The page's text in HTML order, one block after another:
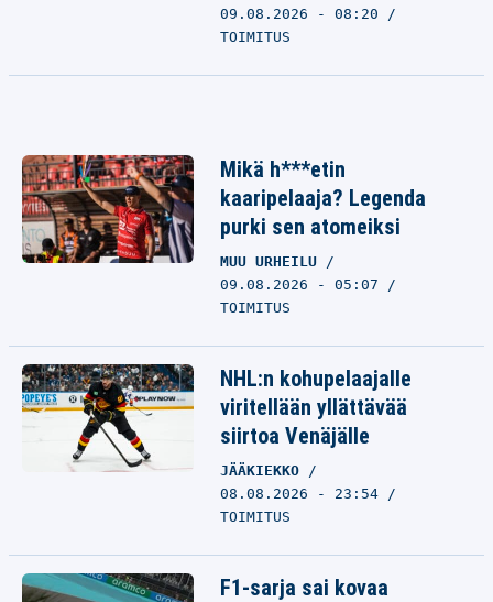
09.08.2026 - 08:20
TOIMITUS
Mikä h***etin
kaaripelaaja? Legenda
purki sen atomeiksi
MUU URHEILU
09.08.2026 - 05:07
TOIMITUS
NHL:n kohupelaajalle
viritellään yllättävää
siirtoa Venäjälle
JÄÄKIEKKO
08.08.2026 - 23:54
TOIMITUS
F1-sarja sai kovaa